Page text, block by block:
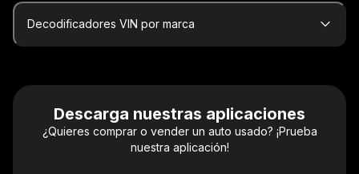
Decodificadores VIN por marca
Descarga nuestras aplicaciones
¿Quieres comprar o vender un auto usado? ¡Prueba
nuestra aplicación!